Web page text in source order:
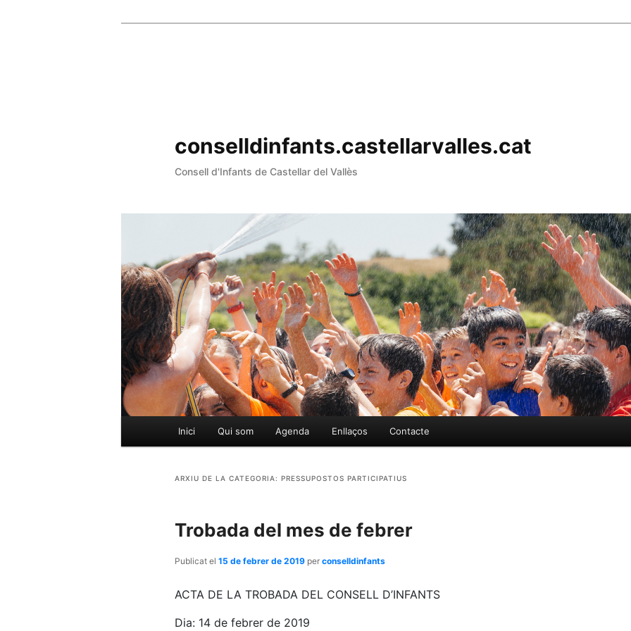
conselldinfants.castellarvalles.cat
Consell d'Infants de Castellar del Vallès
principal
Aneu
al
Aneu
al
Inici Qui som Agenda Enllaços Contacte
ARXIU DE LA CATEGORIA: PRESSUPOSTOS PARTICIPATIUS
Trobada del mes de febrer
Publicat el 15 de febrer de 2019 per conselldinfants
ACTA DE LA TROBADA DEL CONSELL D’INFANTS
Dia: 14 de febrer de 2019